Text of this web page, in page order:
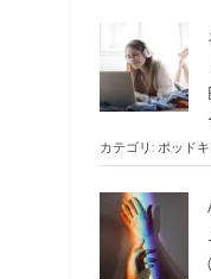
カテゴリ: ポッド